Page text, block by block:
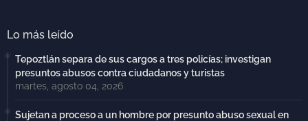
Lo más leído
Tepoztlán separa de sus cargos a tres policías; investigan
presuntos abusos contra ciudadanos y turistas
martes, agosto 04, 2026
Sujetan a proceso a un hombre por presunto abuso sexual en